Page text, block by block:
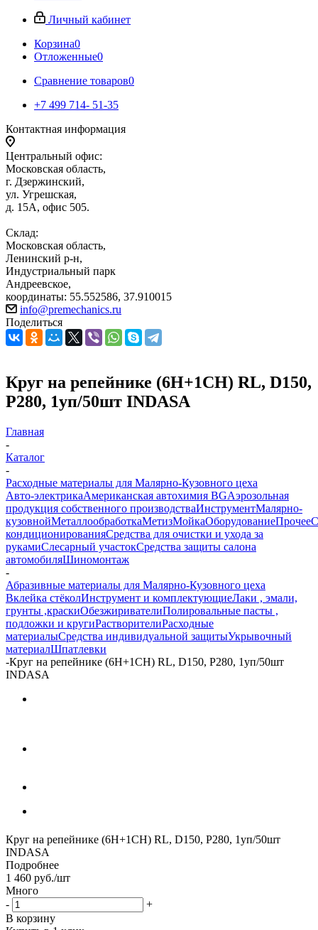
Личный кабинет
Корзина0
Отложенные0
Сравнение товаров0
+7 499 714- 51-35
Контактная информация
Центральный офис:
Московская область,
г. Дзержинский,
ул. Угрешская,
д. 15А, офис 505.
Склад:
Московская область,
Ленинский р-н,
Индустриальный парк
Андреевское,
координаты: 55.552586, 37.910015
info@premechanics.ru
Поделиться
Круг на репейнике (6H+1CH) RL, D150,
Р280, 1уп/50шт INDASA
Главная
-
Каталог
-
Расходные материалы для Малярно-Кузовного цеха
Авто-электрикаАмериканская автохимия BGАэрозольная
продукция собственного производстваИнструментМалярно-
кузовнойМеталлообработкаМетизМойкаОборудованиеПрочее
кондиционированияСредства для очистки и ухода за
рукамиСлесарный участокСредства защиты салона
автомобиляШиномонтаж
-
Абразивные материалы для Малярно-Кузовного цеха
Вклейка стёколИнструмент и комплектующиеЛаки , эмали,
грунты ,краскиОбезжиривателиПолировальные пасты ,
подложки и кругиРастворителиРасходные
материалыСредства индивидуальной защитыУкрывочный
материалШпатлевки
-Круг на репейнике (6H+1CH) RL, D150, Р280, 1уп/50шт
INDASA
Круг на репейнике (6H+1CH) RL, D150, Р280, 1уп/50шт
INDASA
Подробнее
1 460 руб./шт
Много
-
+
В корзину